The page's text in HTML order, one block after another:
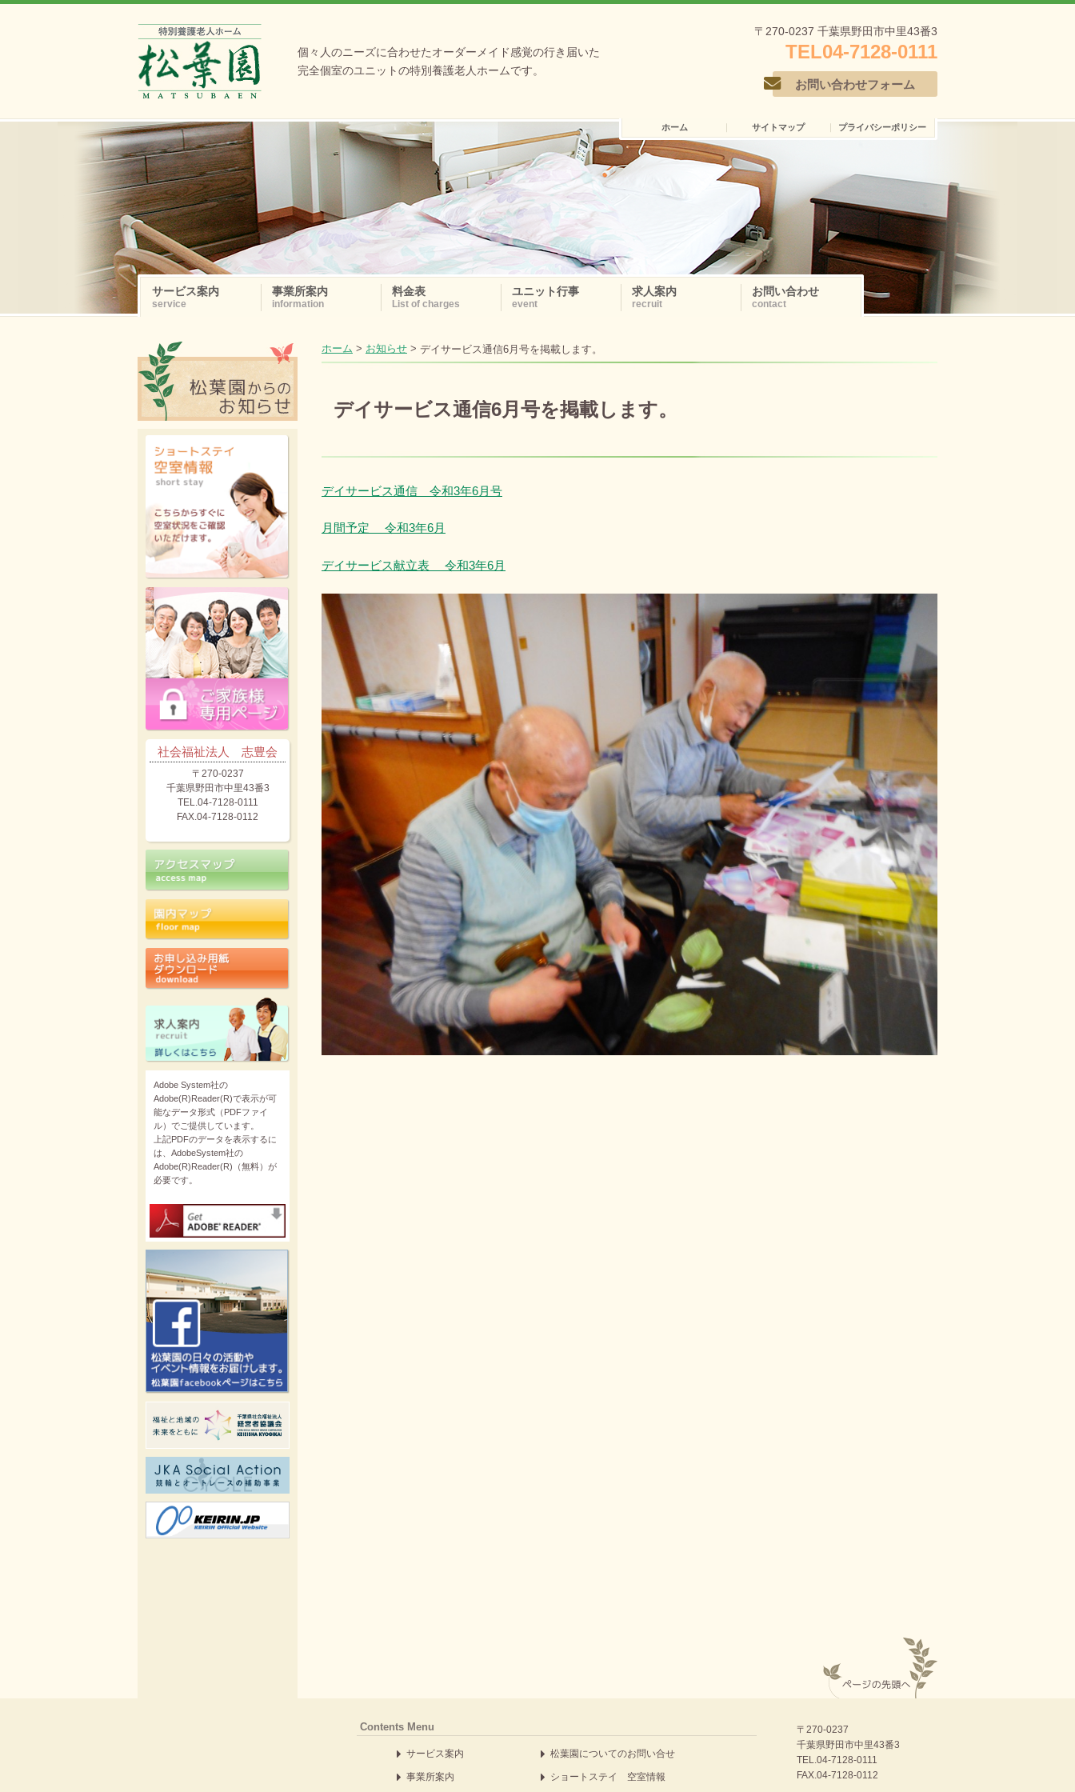
個々人のニーズに合わせたオーダーメイド感覚の行き届いた
完全個室のユニットの特別養護老人ホームです。
〒270-0237 千葉県野田市中里43番3
TEL04-7128-0111
お問い合わせフォーム
ホーム サイトマップ プライバシーポリシー
サービス案内
service
事業所案内
information
料金表
List of charges
ユニット行事
event
求人案内
recruit
お問い合わせ
contact
ホーム > お知らせ > デイサービス通信6月号を掲載します。
デイサービス通信6月号を掲載します。
デイサービス通信 令和3年6月号
月間予定 令和3年6月
デイサービス献立表 令和3年6月
社会福祉法人 志豊会
〒270-0237
千葉県野田市中里43番3
TEL.04-7128-0111
FAX.04-7128-0112
Adobe System社の
Adobe(R)Reader(R)で表示が可
能なデータ形式（PDFファイ
ル）でご提供しています。
上記PDFのデータを表示するに
は、AdobeSystem社の
Adobe(R)Reader(R)（無料）が
必要です。
Contents Menu
サービス案内 松葉園についてのお問い合せ
事業所案内 ショートステイ 空室情報
〒270-0237
千葉県野田市中里43番3
TEL.04-7128-0111
FAX.04-7128-0112